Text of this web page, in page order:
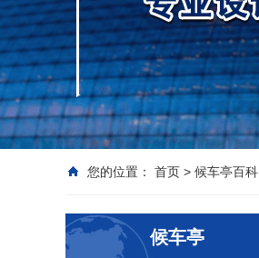
您的位置： 首页 > 候车亭百科
候车亭